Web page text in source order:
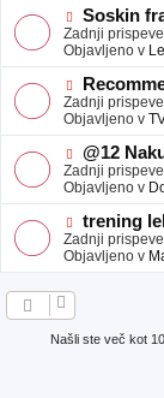
b
j
a
v
e
N
o
v
e
o
b
j
a
v
e
Soskin
Zadnji
Objavljeno v
N
o
v
e
o
b
j
a
v
e
Zadnji
Objavljeno v
N
o
v
e
o
b
j
a
@12
Zadnji
Objavljeno v
N
o
v
e
a
trening
Zadnji
Objavljeno v
Našli ste več kot